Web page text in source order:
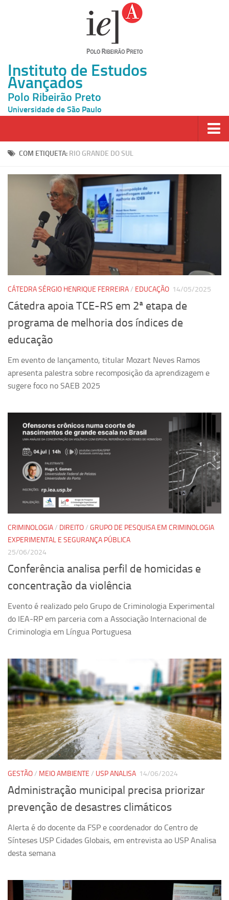
Instituto de Estudos
Avançados
Polo Ribeirão Preto
Universidade de São Paulo
Página Inicial
Cátedras
Pesquisa
Grupos de Estudo
Grupo de Estudos Avançados em Tecnologia e Informação
em Saúde com foco em Populações Vulneráveis
Grupos de Pesquisa
Criminologia Experimental e Segurança Pública
Grupo de Pesquisa GPUBLIC – Centro de Estudos em Gestão
e Políticas Públicas Contemporâneas
Grupos de pesquisa encerrados
Ano Sabático
Daniel Domingues dos Santos
Programas Ano Sabático Encerrados
Cíntia Rosa Pereira de Lima
Cristina Godoy Bernardo de Oliveira (FDRP)
Fabiana Cristina Severi (FDRP)
Fernando de Lima Caneppele
Maria Paula Costa Bertran
Professor Sênior
Institucional
Polo Ribeirão Preto
Equipe
Estrutura do polo
Espaço de Eventos
Projetos
Ciência com Pipoca
Ciência Por Elas
Pint of Science
União Pró-Vacina
USP Analisa
Publicações
Documentos
COM ETIQUETA: RIO GRANDE DO SUL
CÁTEDRA SÉRGIO HENRIQUE FERREIRA/ EDUCAÇÃO 14/05/2025
Cátedra apoia TCE-RS em 2ª etapa de
programa de melhoria dos índices de
educação
Em evento de lançamento, titular Mozart Neves Ramos
apresenta palestra sobre recomposição da aprendizagem e
sugere foco no SAEB 2025
CRIMINOLOGIA/ DIREITO/ GRUPO DE PESQUISA EM CRIMINOLOGIA
EXPERIMENTAL E SEGURANÇA PÚBLICA
25/06/2024
Conferência analisa perfil de homicidas e
concentração da violência
Evento é realizado pelo Grupo de Criminologia Experimental
do IEA-RP em parceria com a Associação Internacional de
Criminologia em Língua Portuguesa
GESTÃO/ MEIO AMBIENTE / USP ANALISA 14/06/2024
Administração municipal precisa priorizar
prevenção de desastres climáticos
Alerta é do docente da FSP e coordenador do Centro de
Sínteses USP Cidades Globais, em entrevista ao USP Analisa
desta semana